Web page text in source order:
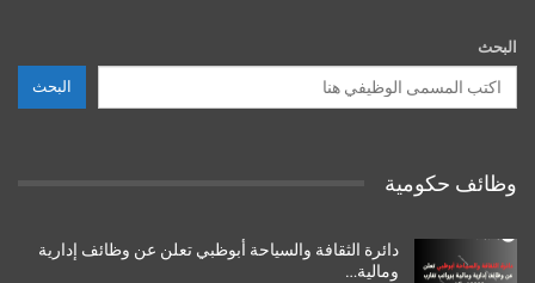
البحث
البحث
وظائف حكومية
دائرة الثقافة والسياحة أبوظبي تعلن عن وظائف إدارية
ومالية…